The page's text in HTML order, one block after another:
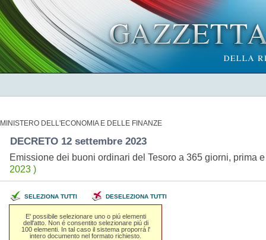
MINISTERO DELL'ECONOMIA E DELLE FINANZE
DECRETO 12 settembre 2023
Emissione dei buoni ordinari del Tesoro a 365 giorni, prima
2023 )
SELEZIONA TUTTI DESELEZIONA TUTTI
E' possibile selezionare uno o piú elementi
dell'atto. Non é consentito selezionare piú di
100 elementi. In tal caso il sistema proporrá l'
intero documento nel formato richiesto.